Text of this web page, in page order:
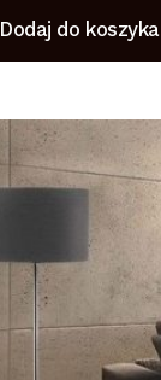
Dodaj do koszyka